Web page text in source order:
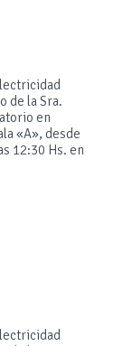
de la Sra.
en
«A», desde
12:30 Hs. en